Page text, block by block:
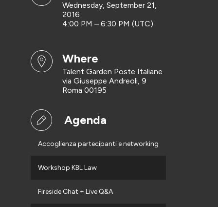
Wednesday, September 21,
2016
4:00 PM – 6:30 PM (UTC)
where
Talent Garden Poste Italiane
via Giuseppe Andreoli, 9
Roma 00195
Agenda
Accoglienza partecipanti e networking
Workshop KBL Law
Fireside Chat + Live Q&A